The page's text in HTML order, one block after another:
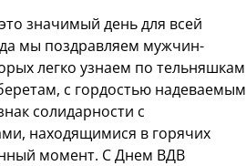
значимый день для всей
мы поздравляем мужчин-
легко узнаем по тельняшкам
с гордостью надеваемым
солидарности с
находящимися в горячих
момент. С Днем ВДВ